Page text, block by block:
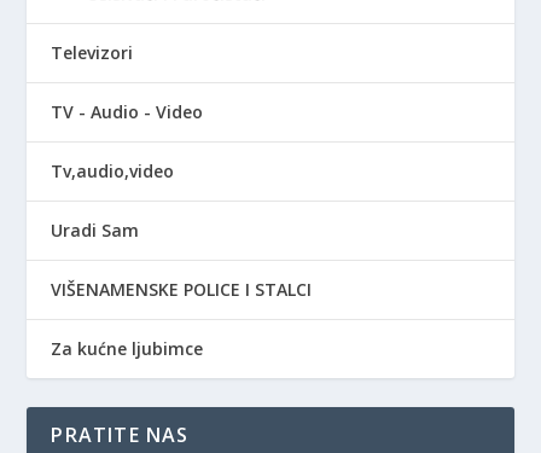
Televizori
TV - Audio - Video
Tv,audio,video
Uradi Sam
VIŠENAMENSKE POLICE I STALCI
Za kućne ljubimce
PRATITE NAS